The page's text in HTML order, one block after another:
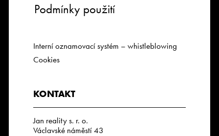
Podmínky použití
Interní oznamovací systém – whistleblowing
Cookies
KONTAKT
Jan reality s. r. o.
Václavské náměstí 43